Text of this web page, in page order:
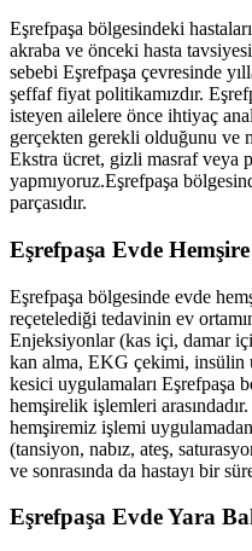
Eşrefpaşa bölgesindeki
akraba ve önceki hasta
sebebi Eşrefpaşa çevresinde
şeffaf fiyat politikamızdır.
isteyen ailelere önce ihtiyaç
gerçekten gerekli olduğunu ve
Ekstra ücret, gizli masraf veya
yapmıyoruz.Eşrefpaşa
parçasıdır.
Eşrefpaşa Evde
Eşrefpaşa bölgesinde evde
reçetelediği tedavinin ev
Enjeksiyonlar (kas içi, damar
kan alma, EKG çekimi, insülin
kesici uygulamaları Eşrefpaşa
hemşirelik işlemleri arasındadır.
hemşiremiz işlemi
(tansiyon, nabız, ateş,
ve sonrasında da hastayı bir
Eşrefpaşa Evde Yara